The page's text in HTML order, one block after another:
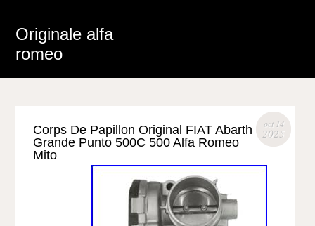
Originale alfa
romeo
oct 14
2025
Corps De Papillon Original FIAT Abarth
Grande Punto 500C 500 Alfa Romeo
Mito